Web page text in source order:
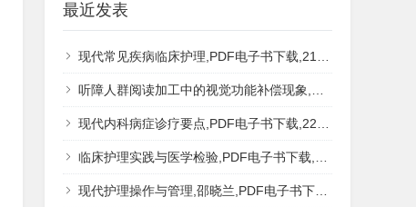
最近发表
现代常见疾病临床护理,PDF电子书下载,217MB,网盘资源
听障人群阅读加工中的视觉功能补偿现象,秦钊,PDF电子书下载,网盘资源
现代内科病症诊疗要点,PDF电子书下载,223MB,网盘资源
临床护理实践与医学检验,PDF电子书下载,193MB,网盘资源
现代护理操作与管理,邵晓兰,PDF电子书下载,242MB,网盘资源